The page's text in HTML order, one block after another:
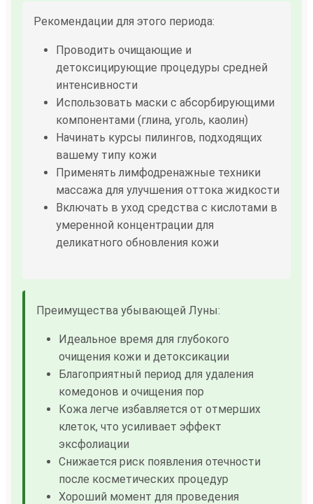
Рекомендации для этого периода:
Проводить очищающие и
детоксицирующие процедуры средней
интенсивности
Использовать маски с абсорбирующими
компонентами (глина, уголь, каолин)
Начинать курсы пилингов, подходящих
вашему типу кожи
Применять лимфодренажные техники
массажа для улучшения оттока жидкости
Включать в уход средства с кислотами в
умеренной концентрации для
деликатного обновления кожи
Преимущества убывающей Луны:
Идеальное время для глубокого
очищения кожи и детоксикации
Благоприятный период для удаления
комедонов и очищения пор
Кожа легче избавляется от отмерших
клеток, что усиливает эффект
эксфолиации
Снижается риск появления отечности
после косметических процедур
Хороший момент для проведения